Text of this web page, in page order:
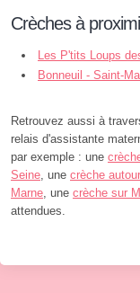
Crèches à
Les P'tits Loups
- Saint-Maur-des-Fossés
Bonneuil - Saint-
Retrouvez aussi à
relais d'assistante
par exemple : une
Seine , une crèche
Marne , une crèche sur
attendues.